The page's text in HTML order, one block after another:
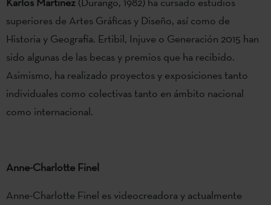
superiores de Artes Gráficas y Diseño, así como de
Historia y Geografía. Ertibil, Injuve o Generación 2015 han
sido algunas de las becas y premios que ha recibido.
Asimismo, ha realizado proyectos y exposiciones tanto
individuales como colectivas tanto en ámbito nacional
como internacional.
Anne-Charlotte Finel
Anne-Charlotte Finel es videocreadora y actualmente